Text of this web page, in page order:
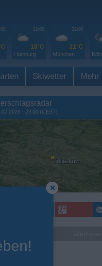
22:00
18°C
Hamburg
22:00
21°C
München Köln
Skiwetter Mehr
- 23:00 (CEST)
Tuliszków